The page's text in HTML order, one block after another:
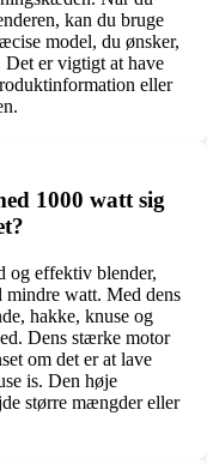
kan du bruge
model, du ønsker,
er vigtigt at have
eller
1000 watt sig
og effektiv blender,
mindre watt. Med dens
hakke, knuse og
Dens stærke motor
om det er at lave
is. Den høje
større mængder eller